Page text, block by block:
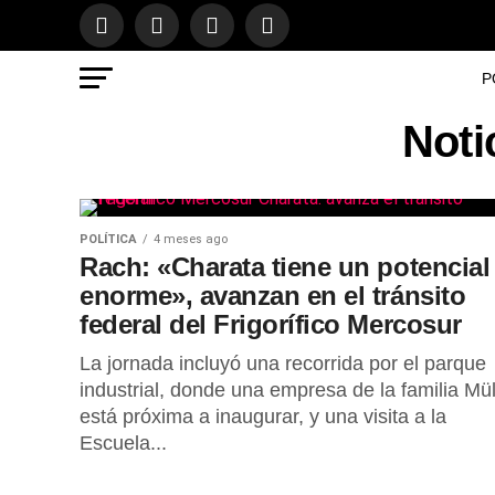
POLÍTICA 4 meses ago
Rach: «Charata tiene un potencial
enorme», avanzan en el tránsito
federal del Frigorífico Mercosur
La jornada incluyó una recorrida por el parque
industrial, donde una empresa de la familia
está próxima a inaugurar, y una visita a la
Escuela...